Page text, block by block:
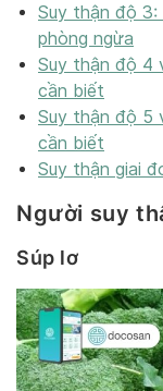
Suy thận độ 3:
phòng ngừa
Suy thận độ 4
cần biết
Suy thận độ 5
cần biết
Suy thận giai
Người suy
Súp lơ